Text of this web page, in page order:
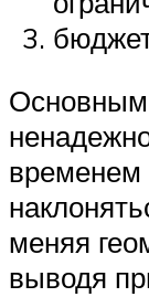
Основным
временем
меняя
выводя